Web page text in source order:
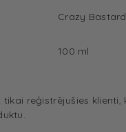
Crazy
100 ml
reģistrējušies klienti,